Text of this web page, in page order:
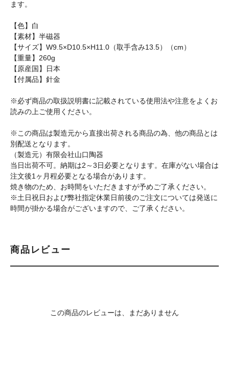
ます。
【色】白
【素材】半磁器
【サイズ】W9.5×D10.5×H11.0（取手含み13.5）（cm）
【重量】260g
【原産国】日本
【付属品】針金
※必ず商品の取扱説明書に記載されている使用法や注意をよくお
読みの上ご使用ください。
※この商品は製造元から直接出荷される商品の為、他の商品とは
別配送となります。
（製造元）有限会社山口陶器
当日出荷不可。納期は2～3日必要となります。在庫がない場合は
注文後1ヶ月程必要となる場合があります。
焼き物のため、お時間をいただきますが予めご了承ください。
※土日祝日および弊社指定休業日前後のご注文については発送に
時間が掛かる場合がございますので、ご了承ください。
商品レビュー
この商品のレビューは、まだありません